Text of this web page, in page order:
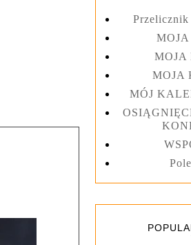
Przelicznik
MOJA
MÓJ